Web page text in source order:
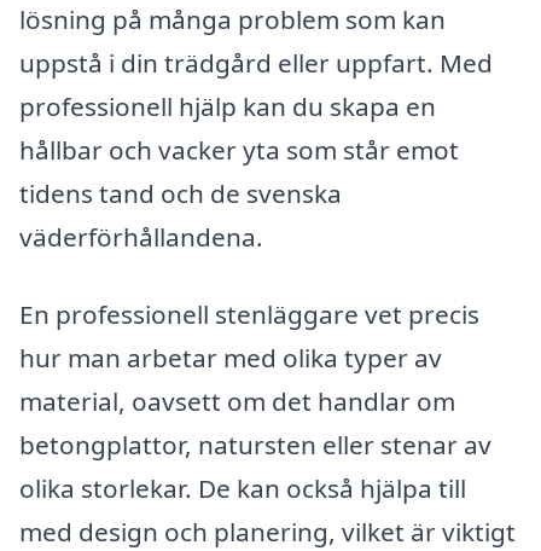
lösning på många problem som kan
uppstå i din trädgård eller uppfart. Med
professionell hjälp kan du skapa en
hållbar och vacker yta som står emot
tidens tand och de svenska
väderförhållandena.
En professionell stenläggare vet precis
hur man arbetar med olika typer av
material, oavsett om det handlar om
betongplattor, natursten eller stenar av
olika storlekar. De kan också hjälpa till
med design och planering, vilket är viktigt